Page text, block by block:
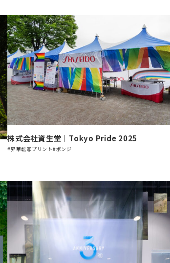
株式会社資生堂｜Tokyo Pride 2025
#昇華転写プリント#ポンジ